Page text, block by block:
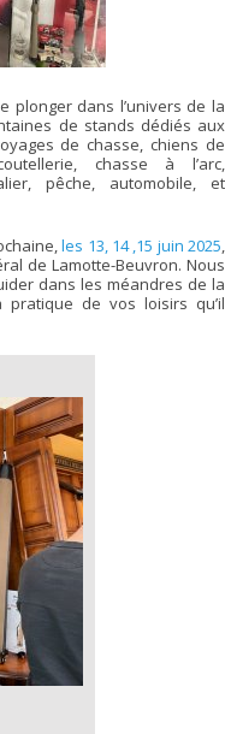
plonger dans l’univers de la
de stands dédiés aux
de chasse, chiens de
chasse à l’arc,
pêche, automobile, et
les 13, 14 ,15 juin 2025
de Lamotte-Beuvron. Nous
dans les méandres de la
de vos loisirs qu’il